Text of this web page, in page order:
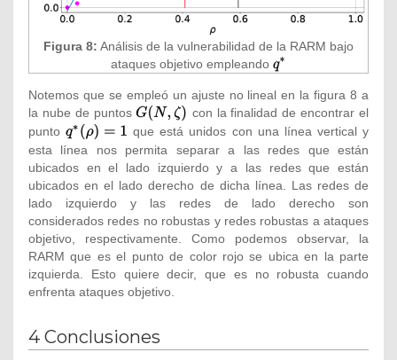
Figura 8: Análisis de la vulnerabilidad de la RARM bajo
ataques objetivo empleando {\displaystyle
Notemos que se empleó un ajuste no lineal en la figura 8 a
la nube de puntos{\textstyle
G(N,\zeta
)}
con la finalidad de encontrar el
punto{\textstyle
q^{*}(\rho
)=1}
que está unidos con una línea vertical y
esta línea nos permita separar a las redes que están
ubicados en el lado izquierdo y a las redes que están
ubicados en el lado derecho de dicha línea. Las redes de
lado izquierdo y las redes de lado derecho son
considerados redes no robustas y redes robustas a ataques
objetivo, respectivamente. Como podemos observar, la
RARM que es el punto de color rojo se ubica en la parte
izquierda. Esto quiere decir, que es no robusta cuando
enfrenta ataques objetivo.
4 Conclusiones